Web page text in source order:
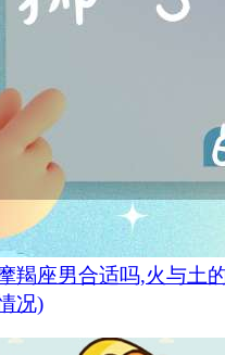
羯座男合适吗,火与土
况)